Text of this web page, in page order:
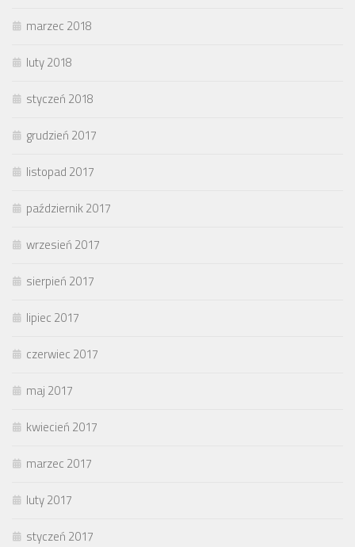
marzec 2018
luty 2018
styczeń 2018
grudzień 2017
listopad 2017
październik 2017
wrzesień 2017
sierpień 2017
lipiec 2017
czerwiec 2017
maj 2017
kwiecień 2017
marzec 2017
luty 2017
styczeń 2017